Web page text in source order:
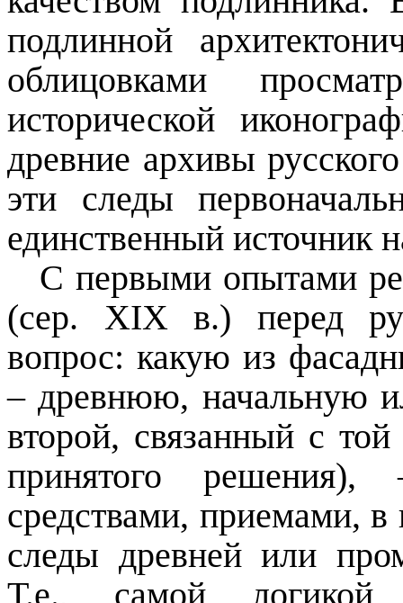
подлинной
облицовками
исторической
древние архивы
эти следы
единственный источник
С первыми опытами
(сер. XIX в.) перед
вопрос: какую из
– древнюю, начальную
второй, связанный с
принятого
средствами, приемами, в
следы древней или
Т.е., самой логикой